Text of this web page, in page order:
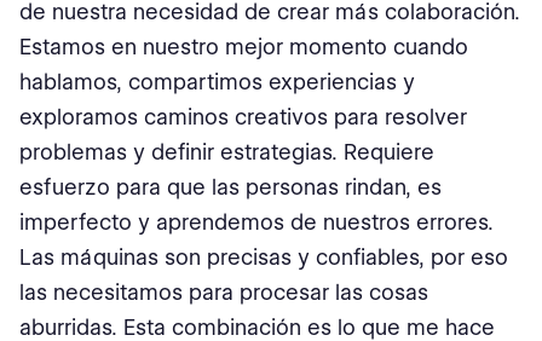
de nuestra necesidad de crear más colaboración.
Estamos en nuestro mejor momento cuando
hablamos, compartimos experiencias y
exploramos caminos creativos para resolver
problemas y definir estrategias. Requiere
esfuerzo para que las personas rindan, es
imperfecto y aprendemos de nuestros errores.
Las máquinas son precisas y confiables, por eso
las necesitamos para procesar las cosas
aburridas. Esta combinación es lo que me hace